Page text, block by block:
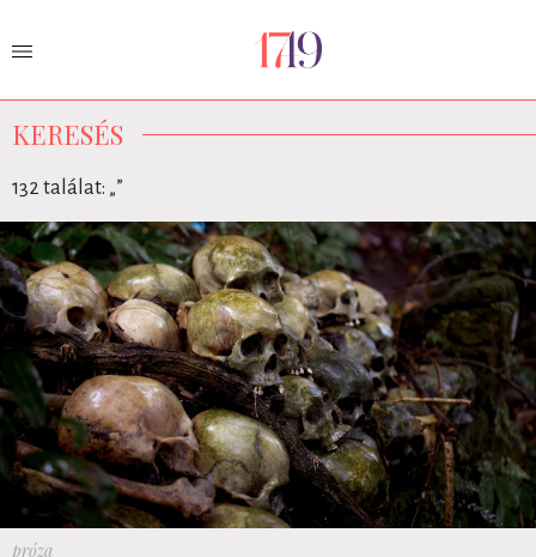
KERESÉS
132 találat: „”
próza